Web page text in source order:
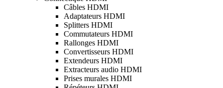
Câbles HDMI
Adaptateurs HDMI
Splitters HDMI
Commutateurs HDMI
Rallonges HDMI
Convertisseurs HDMI
Extendeurs HDMI
Extracteurs audio HDMI
Prises murales HDMI